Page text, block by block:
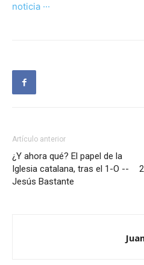
noticia ···
Artículo anterior
¿Y ahora qué? El papel de la
Iglesia catalana, tras el 1-O --
Jesús Bastante